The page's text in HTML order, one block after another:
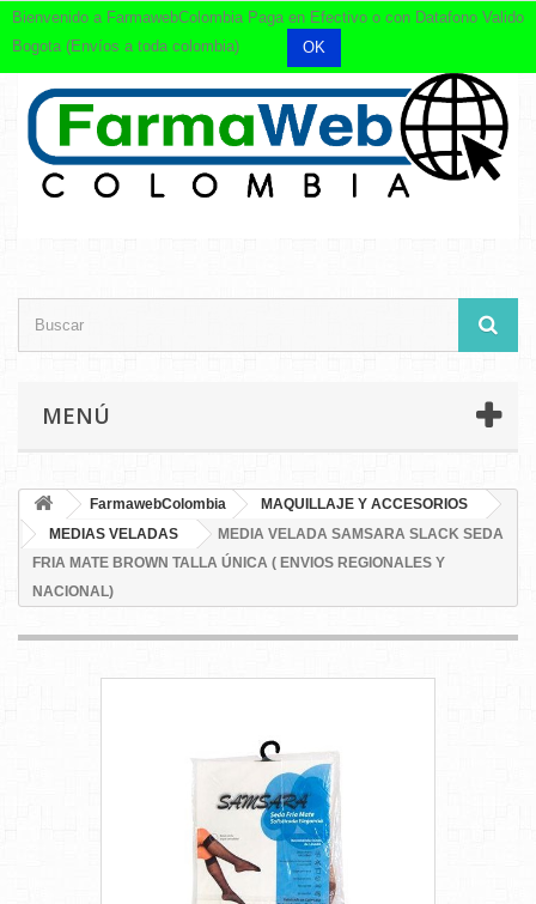
MENÚ
FarmawebColombia
MAQUILLAJE Y ACCESORIOS
MEDIAS VELADAS
MEDIA VELADA SAMSARA SLACK SEDA
FRIA MATE BROWN TALLA ÚNICA ( ENVIOS REGIONALES Y
NACIONAL)
Bienvenido a FarmawebColombia Paga en Efectivo o con Datafono Valido
Bogota (Envíos a toda colombia)
OK